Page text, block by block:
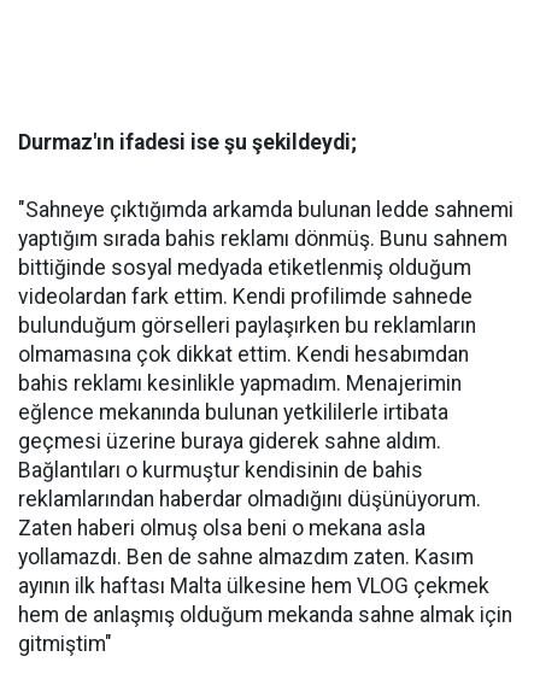
Durmaz'ın ifadesi ise şu şekildeydi;
"Sahneye çıktığımda arkamda bulunan ledde sahnemi
yaptığım sırada bahis reklamı dönmüş. Bunu sahnem
bittiğinde sosyal medyada etiketlenmiş olduğum
videolardan fark ettim. Kendi profilimde sahnede
bulunduğum görselleri paylaşırken bu reklamların
olmamasına çok dikkat ettim. Kendi hesabımdan
bahis reklamı kesinlikle yapmadım. Menajerimin
eğlence mekanında bulunan yetkililerle irtibata
geçmesi üzerine buraya giderek sahne aldım.
Bağlantıları o kurmuştur kendisinin de bahis
reklamlarından haberdar olmadığını düşünüyorum.
Zaten haberi olmuş olsa beni o mekana asla
yollamazdı. Ben de sahne almazdım zaten. Kasım
ayının ilk haftası Malta ülkesine hem VLOG çekmek
hem de anlaşmış olduğum mekanda sahne almak için
gitmiştim"